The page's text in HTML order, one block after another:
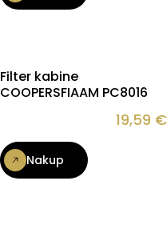
Filter kabine
COOPERSFIAAM PC8016
19,59 €
Nakup